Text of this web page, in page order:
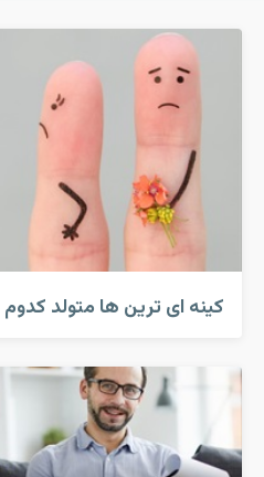
کینه ای ترین ها متولد